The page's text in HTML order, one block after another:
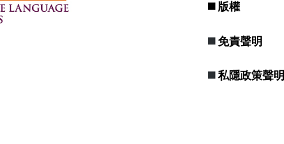
◼️ 版權
◼️免責聲明
◼️私隱政策聲明